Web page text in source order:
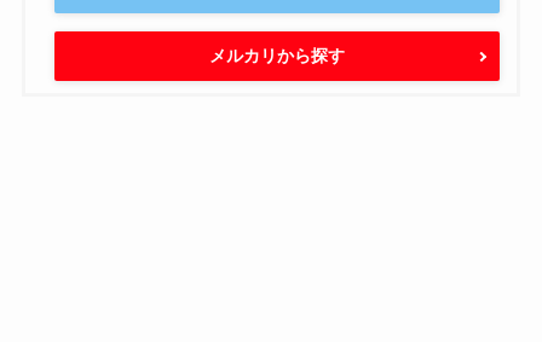
メルカリから探す